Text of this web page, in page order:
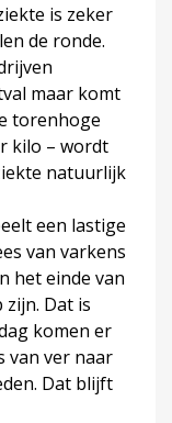
is zeker
de ronde.
maar komt
torenhoge
kilo – wordt
natuurlijk
een lastige
van varkens
het einde van
zijn. Dat is
komen er
van ver naar
Dat blijft